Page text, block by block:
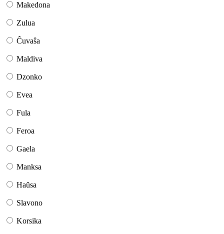
Makedona
Zulua
Ĉuvaŝa
Maldiva
Dzonko
Evea
Fula
Feroa
Gaela
Manksa
Haŭsa
Slavono
Korsika